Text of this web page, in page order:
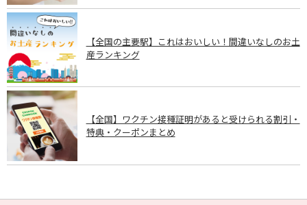
【全国の主要駅】これはおいしい！間違いなしのお土
産ランキング
【全国】ワクチン接種証明があると受けられる割引・
特典・クーポンまとめ